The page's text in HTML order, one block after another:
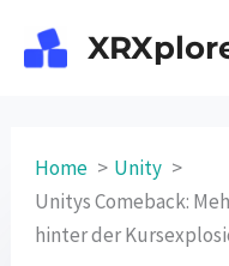
Home
Unity
Unitys Comeback:
hinter der